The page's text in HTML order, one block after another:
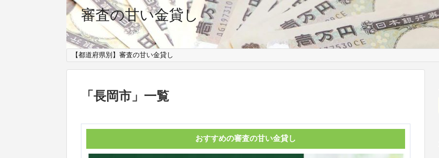
審査の甘い金貸し
【都道府県別】審査の甘い金貸し
「 長岡市 」 一覧
おすすめの審査の甘い金貸し